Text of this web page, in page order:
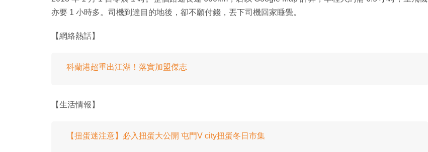
亦要 1 小時多。司機到達目的地後，卻不願付錢，丟下司機回家睡覺。
【網絡熱話】
科蘭港超重出江湖！落實加盟傑志
【生活情報】
【扭蛋迷注意】必入扭蛋大公開 屯門V city扭蛋冬日市集